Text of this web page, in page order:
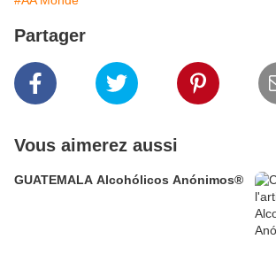
Partager
Vous aimerez aussi
GUATEMALA Alcohólicos Anónimos®